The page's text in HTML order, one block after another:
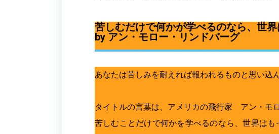
苦しむだけで何かが学べるのなら、世界
by アン・モロー・リンドバーグ
あなたは苦しみを耐えれば報われるものと思い込
タイトルの言葉は、アメリカの飛行家 アン・モ
苦しむことだけで何かを学べるのなら、世界は